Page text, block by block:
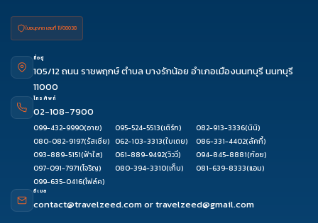
ใบอนุญาต เลขที่ 11/08038
ที่อยู่
105/12 ถนน ราชพฤกษ์ ตำบล บางรักน้อย อำเภอเมืองนนทบุรี นนทบุรี
11000
โทรศัพท์
02-108-7900
099-432-9990(อาย) 095-524-5513(เติร์ก) 082-913-3336(นินิ)
080-082-9197(รัสเซีย) 062-103-3313(ใบเตย) 086-331-4402(ลัคกี้)
093-889-5151(ฟ้าใส) 061-889-9492(วิววี่) 094-845-8881(ก้อย)
097-091-7971(โจริญ) 080-394-3310(เก็บ) 081-639-8333(แอม)
099-635-0416(โฟล์ค)
อีเมล
contact@travelzeed.comortravelzeed@gmail.com